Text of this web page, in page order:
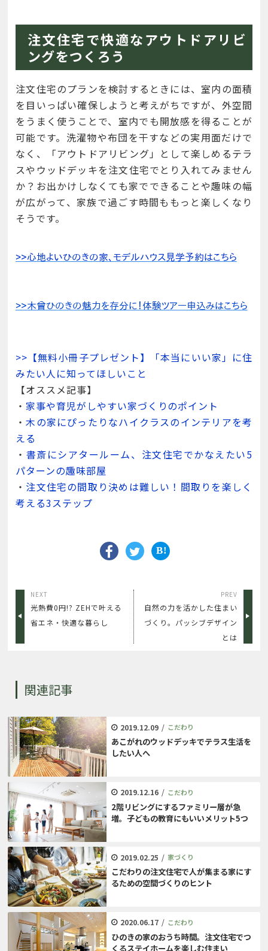
注文住宅で快適なアウトドアリビ
ングをつくろう
注文住宅のプランを検討するときには、室内の面積
を目いっぱい確保しようと考えがちですが、外空間
をうまく使うことで、室内でも開放感を得ることが
可能です。洗濯物や布団を干すなどの実用面だけで
なく、「アウトドアリビング」として楽しめるテラ
スやウッドデッキを注文住宅でとり入れてみません
か？お出かけしなくても家でできることや趣味の幅
が広がって、家族で過ごす時間ももっと楽しくなり
そうです。
>>【無料小冊子プレゼント】「本当にいい家」に住
みたい人に知ってほしいこと
【オススメ記事】
・家事や育児がしやすい家づくりのポイント
・木の家にぴったりなハイクラスのインテリアを考
える
・ 書斎にシアタールーム、注文住宅でかなえたい5
パターンの趣味部屋
・ 注文住宅の間取り決めは難しい！間取りを楽しく
考える3ステップ
NEXT
光熱費0円!? ZEHで叶える
省エネ・快適な暮らし
PREV
自然の力を活かした住まい
づくり。パッシブデザイン
とは
関連記事
2019.12.09 / こだわり
あこがれのウッドデッキでテラス生活を
したい人へ
2019.12.16 / こだわり
2階リビングにするファミリー層が急
増。子どもの教育にもいいメリット5つ
2019.02.25 / 家づくり
こだわりの注文住宅で人が集まる家にす
るための空間づくりのヒント
2020.06.17 / こだわり
ひのきの家のおうち時間。注文住宅でつ
くるステイホームを楽しむ住まい